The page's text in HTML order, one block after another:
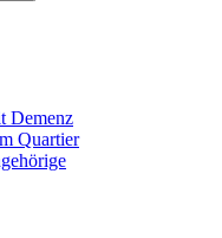
Demenz
Quartier